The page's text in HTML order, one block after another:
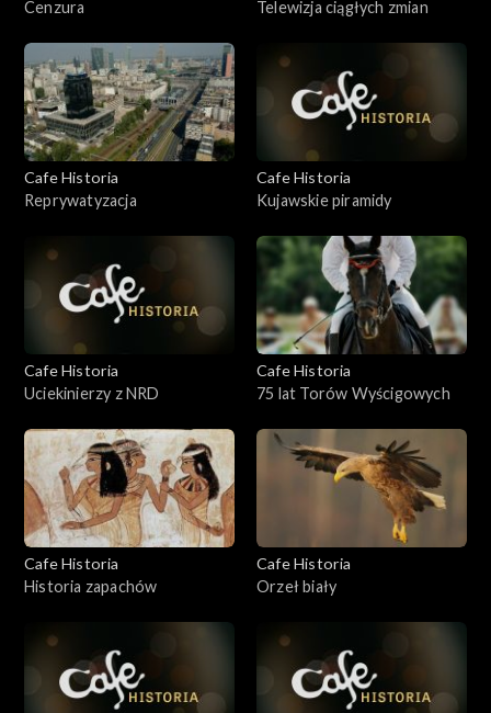
Cenzura Telewizja ciągłych zmian
Cafe Historia
Reprywatyzacja
Cafe Historia
Kujawskie piramidy
Cafe Historia
Uciekinierzy z NRD
Cafe Historia
75 lat Torów Wyścigowych
Cafe Historia
Historia zapachów
Cafe Historia
Orzeł biały